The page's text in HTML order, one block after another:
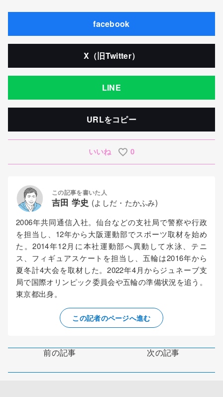
facebook
X（旧Twitter）
LINE
URLをコピー
いいね 0
この記事を書いた人
吉田 学史 (よしだ・たかふみ)
2006年共同通信入社。仙台などの支社局で警察や行政
を担当し、12年から大阪運動部でスポーツ取材を始め
た。2014年12月に本社運動部へ異動して水泳、テニ
ス、フィギュアスケートを担当し、五輪は2016年から
夏冬計4大会を取材した。2022年4月からジュネーブ支
局で国際オリンピック委員会や五輪の準備状況を追う。
東京都出身。
この記者のページへ進む
前の記事 次の記事